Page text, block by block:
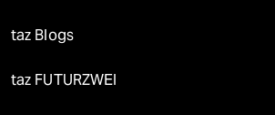
taz Blogs
taz FUTURZWEI